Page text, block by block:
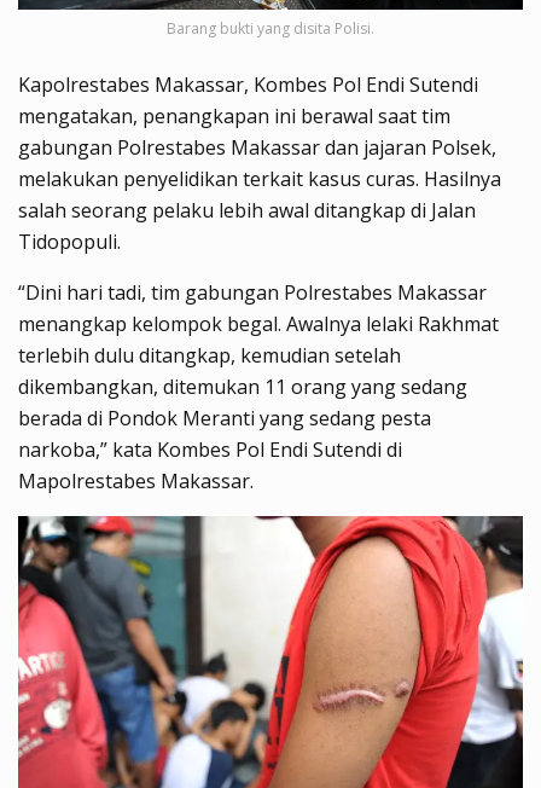
Barang bukti yang disita Polisi.
Kapolrestabes Makassar, Kombes Pol Endi Sutendi
mengatakan, penangkapan ini berawal saat tim
gabungan Polrestabes Makassar dan jajaran Polsek,
melakukan penyelidikan terkait kasus curas. Hasilnya
salah seorang pelaku lebih awal ditangkap di Jalan
Tidopopuli.
“Dini hari tadi, tim gabungan Polrestabes Makassar
menangkap kelompok begal. Awalnya lelaki Rakhmat
terlebih dulu ditangkap, kemudian setelah
dikembangkan, ditemukan 11 orang yang sedang
berada di Pondok Meranti yang sedang pesta
narkoba,” kata Kombes Pol Endi Sutendi di
Mapolrestabes Makassar.